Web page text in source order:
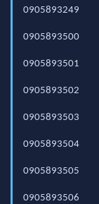
0905893249
0905893500
0905893501
0905893502
0905893503
0905893504
0905893505
0905893506